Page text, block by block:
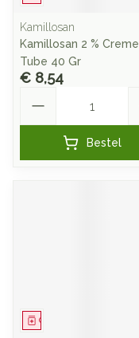
Kamillosan
Kamillosan 2 % Creme
Tube 40 Gr
€ 8,54
Bestel
Geneesmiddel